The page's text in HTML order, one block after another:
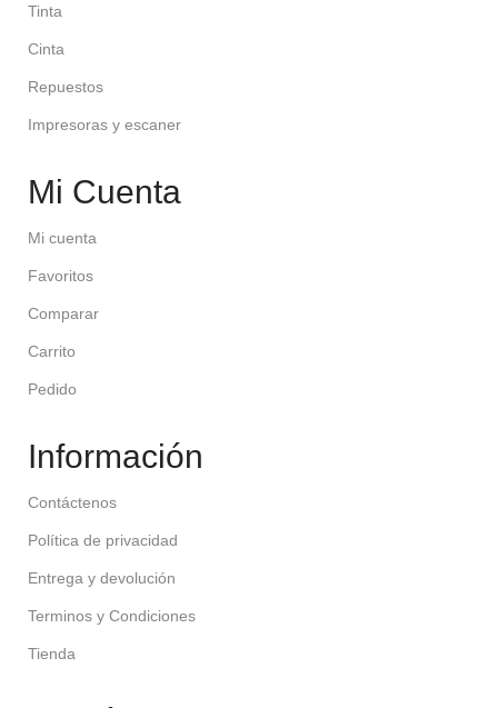
Tinta
Cinta
Repuestos
Impresoras y escaner
Mi Cuenta
Mi cuenta
Favoritos
Comparar
Carrito
Pedido
Información
Contáctenos
Política de privacidad
Entrega y devolución
Terminos y Condiciones
Tienda